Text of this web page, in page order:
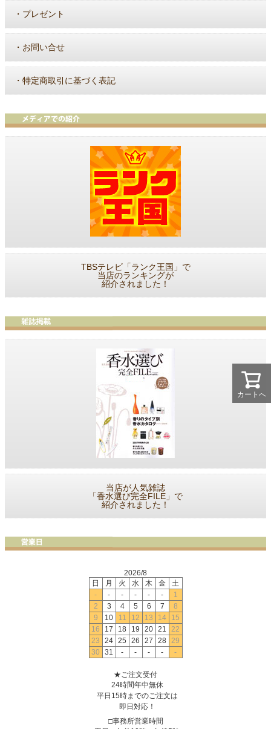
カートへ
・ プレゼント
・ お問い合せ
・ 特定商取引に基づく表記
TBSテレビ「ランク王国」で
当店のランキングが
紹介されました！
当店が人気雑誌
「香水選び完全FILE」で
紹介されました！
2026/8
日
月 火 水 木 金
土
-
- - - - -
1
2
3 4 5 6 7
8
9
10 11 12 13 14
15
16
17 18 19 20 21
22
23
24 25 26 27 28
29
30
31 - - - - -
★ご注文受付
24時間年中無休
平日15時までのご注文は
即日対応！
□事務所営業時間